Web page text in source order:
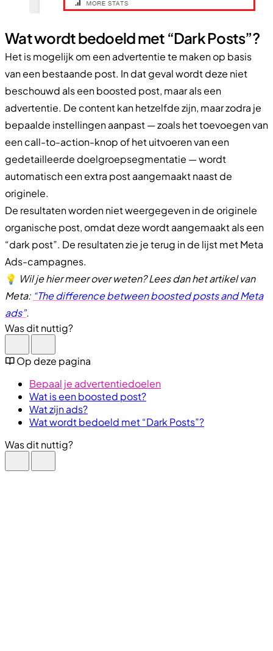
Wat wordt bedoeld met “Dark Posts”?
Het is mogelijk om een advertentie te maken op basis
van een bestaande post. In dat geval wordt deze niet
beschouwd als een boosted post, maar als een
advertentie. De content kan hetzelfde zijn, maar zodra je
bepaalde instellingen aanpast — zoals het toevoegen van
een call-to-action-knop of het uitvoeren van een
gedetailleerde doelgroepsegmentatie — wordt
automatisch een extra post aangemaakt naast de
originele.
De resultaten worden niet weergegeven in de originele
organische post, omdat deze wordt aangemaakt als een
“dark post”. De resultaten zie je terug in de lijst met Meta
Ads-campagnes.
💡 Wil je hier meer over weten? Lees dan het artikel van
Meta: “The difference between boosted posts and Meta
ads”.
Was dit nuttig?
Op deze pagina
Bepaal je advertentiedoelen
Wat is een boosted post?
Wat zijn ads?
Wat wordt bedoeld met “Dark Posts”?
Was dit nuttig?